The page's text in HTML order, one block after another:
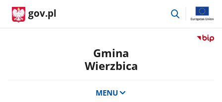
gov.pl
przejdź
Przejdź
Gmina
Wierzbica
MENU